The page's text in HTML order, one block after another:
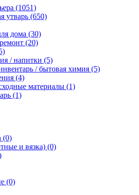
(1051)
утварь (650)
дома (30)
(20)
/ напитки (5)
/ бытовая химия (5)
(4)
материалы (1)
(1)
(0)
и вязка) (0)
(0)